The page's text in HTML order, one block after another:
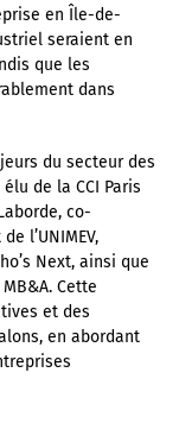
en Île-de-
seraient en
que les
dans
du secteur des
de la CCI Paris
co-
l’UNIMEV,
Next, ainsi que
Cette
et des
en abordant